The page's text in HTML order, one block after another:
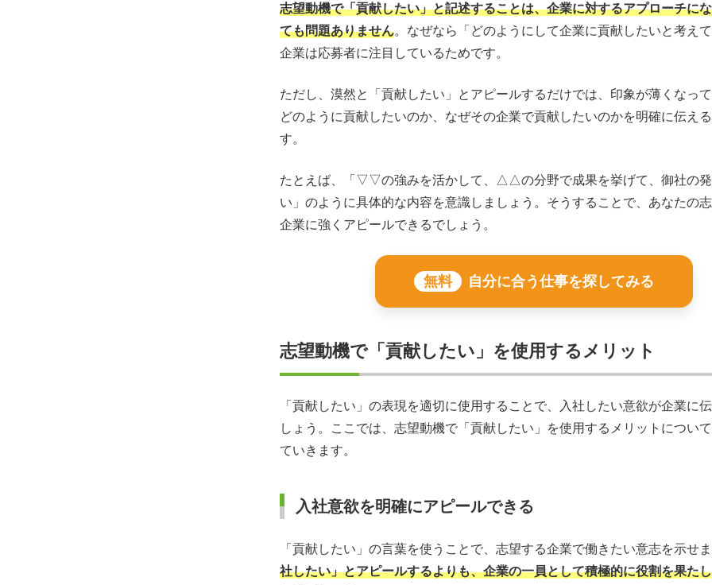
「貴社に貢献」を使用した志望動機の例文
志望動機で「貢献したい」と記述することは、企業に対するアプローチに
ても問題ありません。なぜなら「どのようにして企業に貢献したいと考え
企業は応募者に注目しているためです。
ただし、漠然と「貢献したい」とアピールするだけでは、印象が薄くなっ
どのように貢献したいのか、なぜその企業で貢献したいのかを明確に伝え
す。
たとえば、「▽▽の強みを活かして、△△の分野で成果を挙げて、御社の
い」のように具体的な内容を意識しましょう。そうすることで、あなたの
企業に強くアピールできるでしょう。
無料 自分に合う仕事を探してみる
志望動機で「貢献したい」を使用するメリット
「貢献したい」の表現を適切に使用することで、入社したい意欲が企業に
しょう。ここでは、志望動機で「貢献したい」を使用するメリットについ
ていきます。
入社意欲を明確にアピールできる
「貢献したい」の言葉を使うことで、志望する企業で働きたい意志を示せ
社したい」とアピールするよりも、企業の一員として積極的に役割を果た